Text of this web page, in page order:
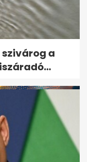
száz állatot
nő a